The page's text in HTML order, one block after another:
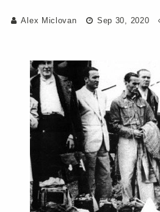
Alex Miclovan Sep 30, 2020